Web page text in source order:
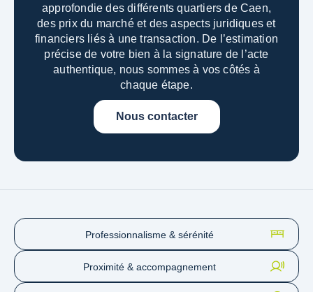
approfondie des différents quartiers de Caen,
des prix du marché et des aspects juridiques et
financiers liés à une transaction. De l’estimation
précise de votre bien à la signature de l’acte
authentique, nous sommes à vos côtés à
chaque étape.
Nous contacter
Professionnalisme & sérénité
Proximité & accompagnement